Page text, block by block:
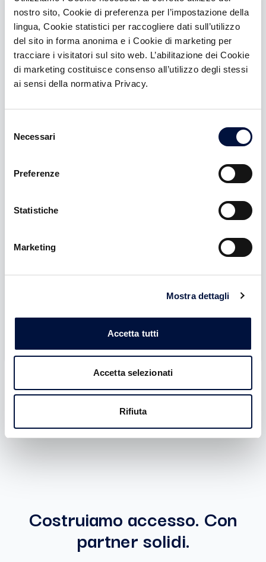
nostro sito, Cookie di preferenza per l’impostazione della
lingua, Cookie statistici per raccogliere dati sull’utilizzo
del sito in forma anonima e i Cookie di marketing per
tracciare i visitatori sul sito web. L’abilitazione dei Cookie
di marketing costituisce consenso all’utilizzo degli stessi
ai sensi della normativa Privacy.
delNecessari
Preferenze
Statistiche
Marketing
Mostra dettagli
Accetta tutti
Accetta selezionati
Rifiuta
membership
Vantaggi:
Accesso a 3 Special Deal con ticket fino a
50.000€
introduction fee AZZERATA e carried interest 10%
illimitato
Accesso a investimenti in startup e PMI con
introduction fee AZZERATA e carried interest
ATTIVABILE DOPO L'ISCRIZIONE
Costruiamo accesso. Con
partner solidi.
ANNULLA
Entra a far parte del nostro club di
investitori
In Doorway crediamo sia fondamentale creare un club di
invito puoi direttamente entrare nella nostra area riservata.
l’accesso è soggetto a una valutazione preliminare da
parte del team Doorway. Una volta ricevuta la tua
Se hai già un account
ACCEDI